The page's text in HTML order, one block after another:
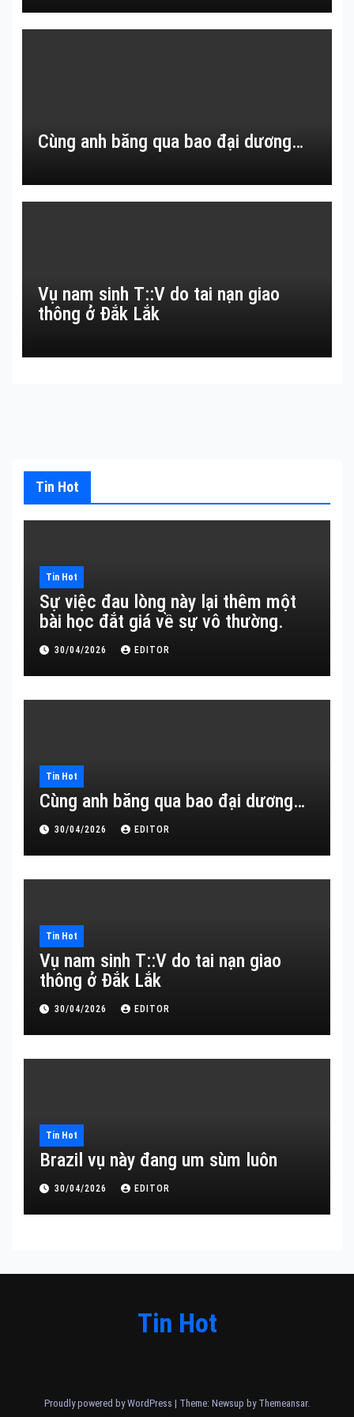
Cùng anh băng qua bao đại dương…
Vụ nam sinh T::V do tai nạn giao
thông ở Đắk Lắk
Tin Hot
Tin Hot
Sự việc đau lòng này lại thêm một
bài học đắt giá về sự vô thường.
30/04/2026 EDITOR
Tin Hot
Cùng anh băng qua bao đại dương…
30/04/2026 EDITOR
Tin Hot
Vụ nam sinh T::V do tai nạn giao
thông ở Đắk Lắk
30/04/2026 EDITOR
Tin Hot
Brazil vụ này đang um sùm luôn
30/04/2026 EDITOR
Tin Hot
Proudly powered by WordPress | Theme: Newsup by Themeansar.